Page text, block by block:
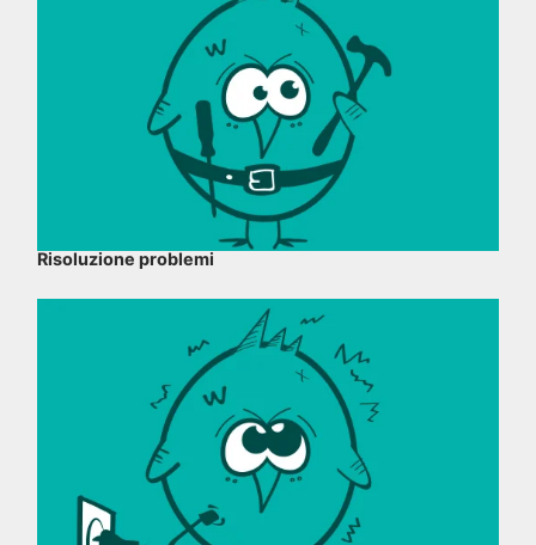
Risoluzione problemi